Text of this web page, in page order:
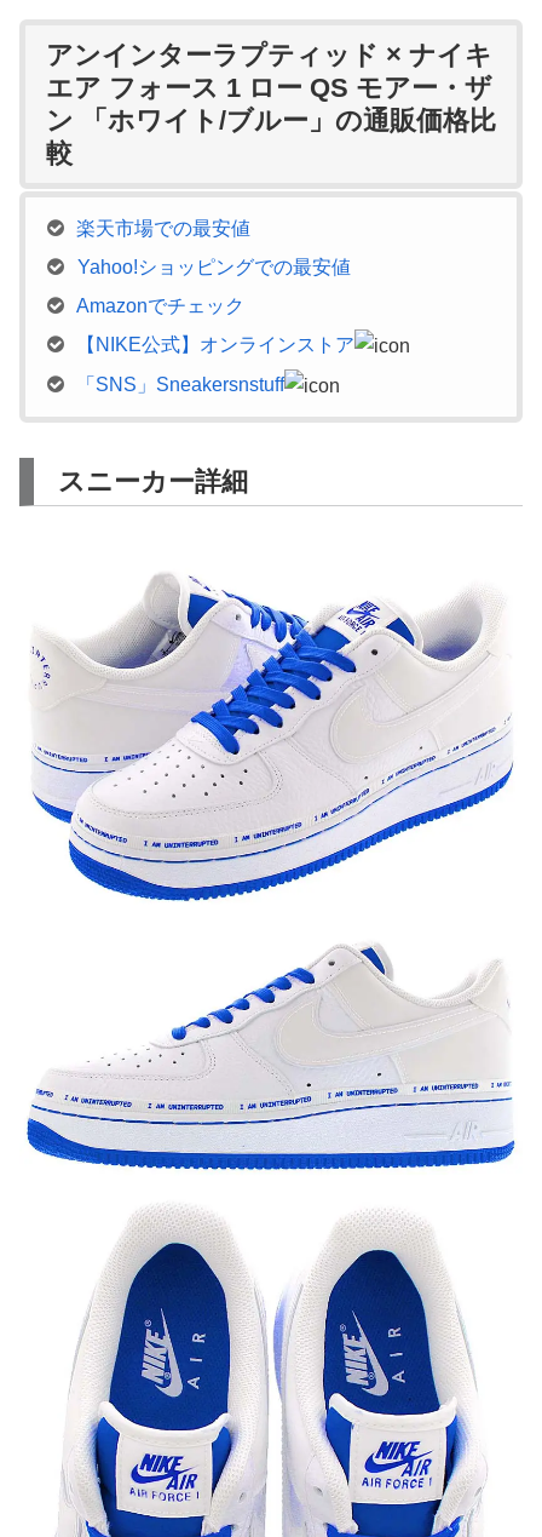
アンインターラプティッド × ナイキ
エア フォース 1 ロー QS モアー・ザ
ン 「ホワイト/ブルー」の通販価格比
較
楽天市場での最安値
Yahoo!ショッピングでの最安値
Amazonでチェック
【NIKE公式】オンラインストア
「SNS」Sneakersnstuff
スニーカー詳細